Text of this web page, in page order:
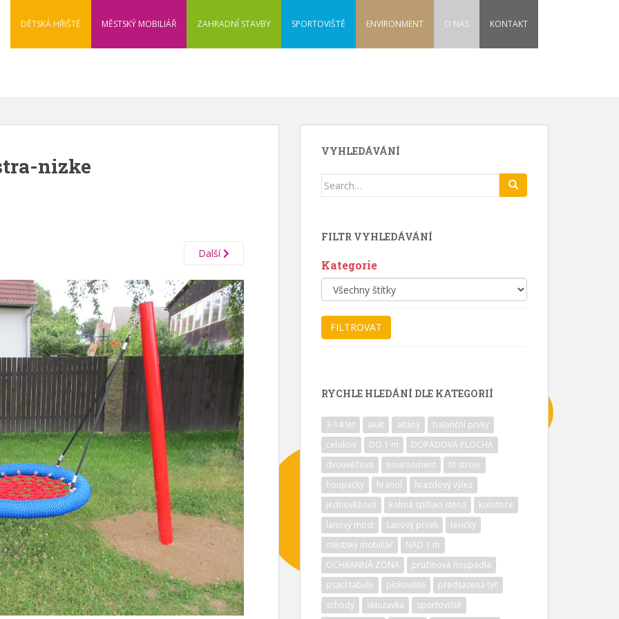
DĚTSKÁ HŘIŠTĚ MĚSTSKÝ MOBILIÁŘ ZAHRADNÍ STAVBY SPORTOVIŠTĚ ENVIRONMENT O NÁS KONTAKT
nizke
Další
VYHLEDÁVÁNÍ
Search
FILTR VYHLEDÁVÁNÍ
Kategorie
RYCHLE HLEDÁNÍ DLE KATEGORIÍ
3-14 let akát altány
balanční prvky
celokov
DO 1 m
DOPADOVÁ PLOCHA
dvouvěžová
environment
fit stroje
houpačky
hranol
hrazdový výlez
jednověžová
kolmá šplhací stěna
kolotoče
lanový most
Lanový prvek
lavičky
městský mobiliář
NAD 1 m
OCHRANNÁ ZÓNA
pružinová houpadla
psací tabule
pískoviště
předsazená tyč
schody
skluzavka sportoviště